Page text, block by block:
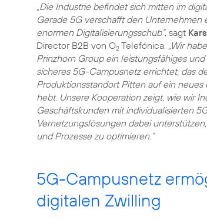
„Die Industrie befindet sich mitten im
Gerade 5G verschafft den Unternehmen
enormen Digitalisierungsschub“, sagt
Director B2B von O2 Telefónica. „Wir
Prinzhorn Group ein leistungsfähiges
sicheres 5G-Campusnetz errichtet, das
Produktionsstandort Pitten auf ein neues
hebt. Unsere Kooperation zeigt, wie wir
Geschäftskunden mit individualisierten
Vernetzungslösungen dabei
und Prozesse zu optimieren.“
5G-Campusnetz
digitalen Zwilling